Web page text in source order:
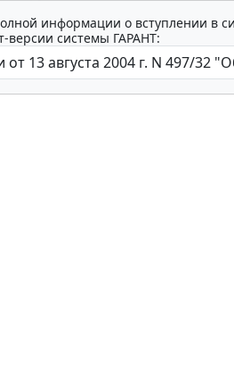
информации о вступлении в
версии системы ГАРАНТ: